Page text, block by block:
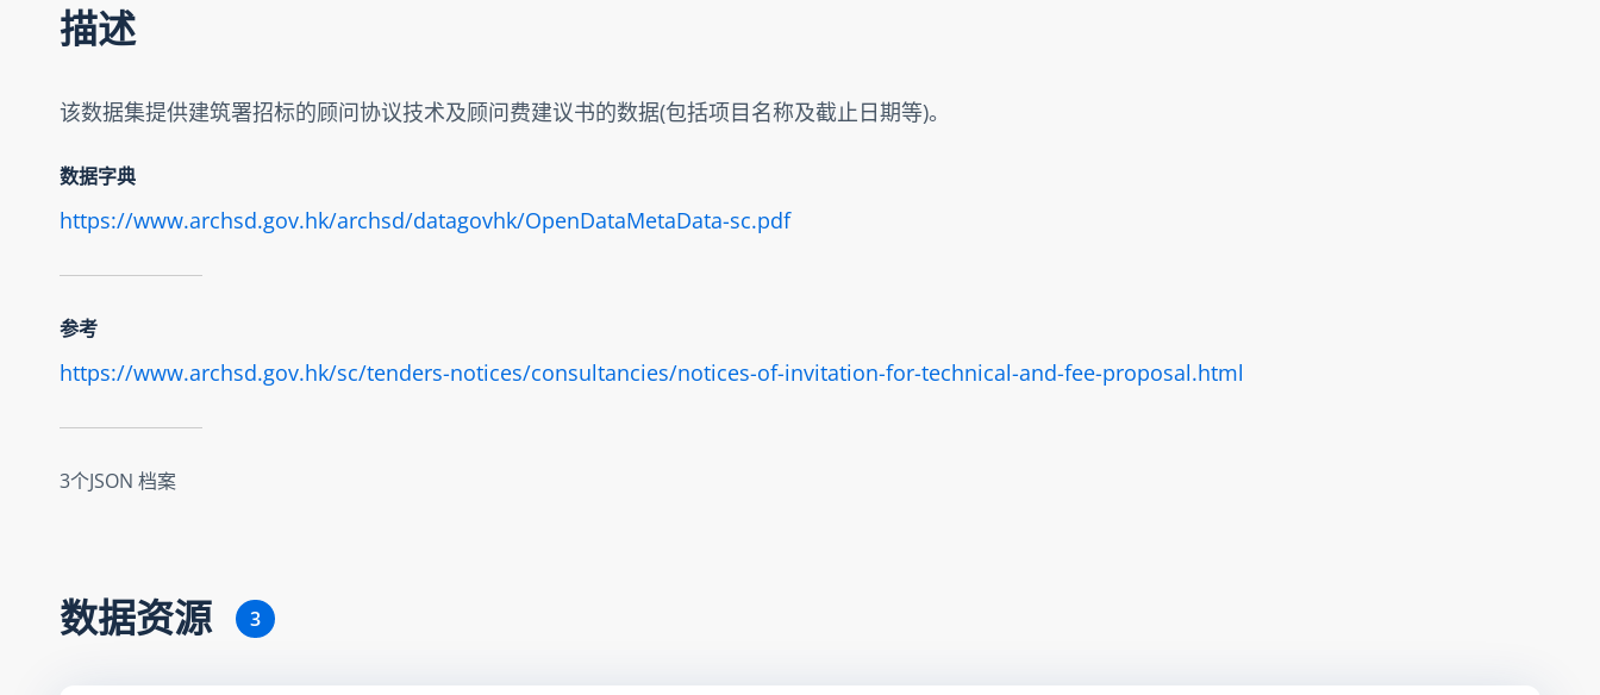
描述
该数据集提供建筑署招标的顾问协议技术及顾问费建议书的数据(包括项目名称及截止日期等)。
数据字典
https://www.archsd.gov.hk/archsd/datagovhk/OpenDataMetaData-sc.pdf
参考
https://www.archsd.gov.hk/sc/tenders-notices/consultancies/notices-of-invitation-for-technical-and-fee-proposal.html
3个JSON 档案
数据资源 3